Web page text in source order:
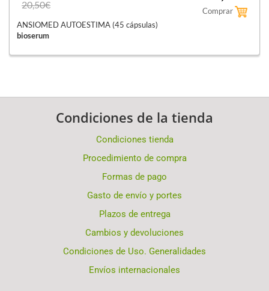
20,50€
Comprar
ANSIOMED AUTOESTIMA (45 cápsulas)
bioserum
Condiciones de la tienda
Condiciones tienda
Procedimiento de compra
Formas de pago
Gasto de envío y portes
Plazos de entrega
Cambios y devoluciones
Condiciones de Uso. Generalidades
Envíos internacionales